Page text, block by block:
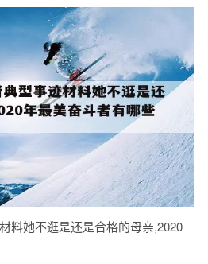
料她不逛是还是合格的母亲,2020